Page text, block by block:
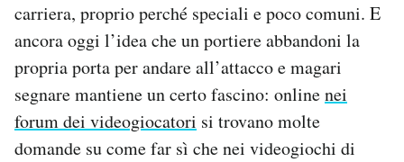
carriera, proprio perché speciali e poco comuni. E
ancora oggi l’idea che un portiere abbandoni la
propria porta per andare all’attacco e magari
segnare mantiene un certo fascino: onlinenei
forum dei videogiocatori si trovano molte
domande su come far sì che nei videogiochi di